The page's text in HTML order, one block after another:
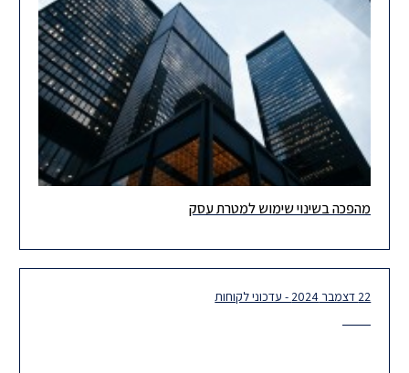
ברצוננו להביא לידיעתכם עדכון חשוב, בדבר כניסתן לתוקף של תקנות
מהפכה בשינוי שימוש למטרת עסק
22 דצמבר 2024 - עדכוני לקוחות